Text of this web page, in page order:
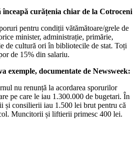
curățenia chiar de la Cotroceni
pentru condiții vătămătoare/grele de
minister, administrație, primărie,
de cultură ori în bibliotecile de stat. Toți
de 15% din salariu.
exemple, documentate de Newsweek:
nu renunță la acordarea sporurilor
pe care le iau 1.300.000 de bugetari. În
și consilierii iau 1.500 lei brut pentru că
Muncitorii și liftierii primesc 400 lei.